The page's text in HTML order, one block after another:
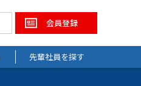
会員登録
先輩社員を探す